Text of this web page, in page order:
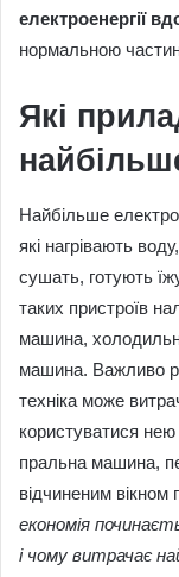
електроенергії
нормальною
Які
Найбільше
які нагрівають
сушать, готують
таких пристроїв
машина,
машина. Важливо
техніка може
користуватися
пральна машина,
відчиненим
економія
і чому витрачає